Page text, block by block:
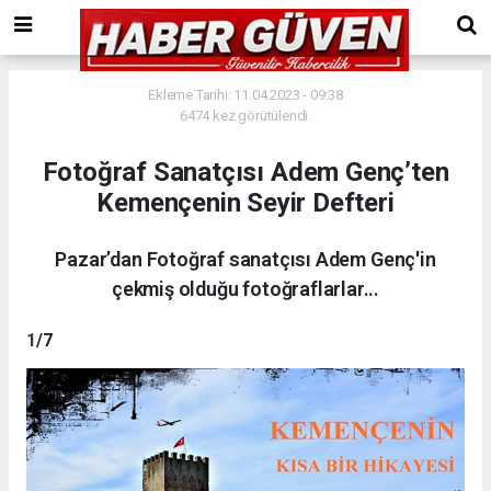
Ekleme Tarihi: 11.04.2023 - 09:38
6474 kez görütülendi.
Fotoğraf Sanatçısı Adem Genç’ten
Kemençenin Seyir Defteri
Pazar’dan Fotoğraf sanatçısı Adem Genç'in
çekmiş olduğu fotoğraflarlar...
1/7